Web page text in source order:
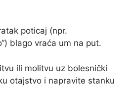
poticaj (npr.
blago vraća um na put.
ili molitvu uz bolesnički
otajstvo i napravite stanku